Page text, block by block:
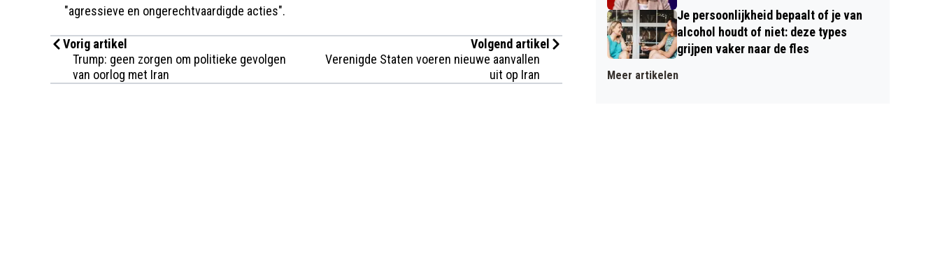
"agressieve en ongerechtvaardigde acties".
Vorig artikel
Trump: geen zorgen om politieke gevolgen
van oorlog met Iran
Volgend artikel
Verenigde Staten voeren nieuwe aanvallen
uit op Iran
Je persoonlijkheid bepaalt of je van
alcohol houdt of niet: deze types
grijpen vaker naar de fles
Meer artikelen